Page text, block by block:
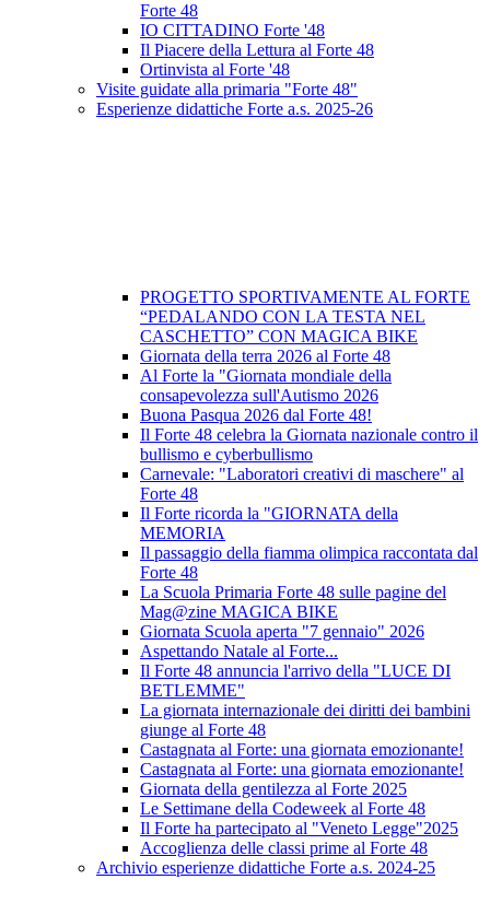
Forte 48
IO CITTADINO Forte '48
Il Piacere della Lettura al Forte 48
Ortinvista al Forte '48
Visite guidate alla primaria "Forte 48"
Esperienze didattiche Forte a.s. 2025-26
PROGETTO SPORTIVAMENTE AL FORTE
“PEDALANDO CON LA TESTA NEL
CASCHETTO” CON MAGICA BIKE
Giornata della terra 2026 al Forte 48
Al Forte la "Giornata mondiale della
consapevolezza sull'Autismo 2026
Buona Pasqua 2026 dal Forte 48!
Il Forte 48 celebra la Giornata nazionale contro il
bullismo e cyberbullismo
Carnevale: "Laboratori creativi di maschere" al
Forte 48
Il Forte ricorda la "GIORNATA della
MEMORIA
Il passaggio della fiamma olimpica raccontata dal
Forte 48
La Scuola Primaria Forte 48 sulle pagine del
Mag@zine MAGICA BIKE
Giornata Scuola aperta "7 gennaio" 2026
Aspettando Natale al Forte...
Il Forte 48 annuncia l'arrivo della "LUCE DI
BETLEMME"
La giornata internazionale dei diritti dei bambini
giunge al Forte 48
Castagnata al Forte: una giornata emozionante!
Castagnata al Forte: una giornata emozionante!
Giornata della gentilezza al Forte 2025
Le Settimane della Codeweek al Forte 48
Il Forte ha partecipato al "Veneto Legge"2025
Accoglienza delle classi prime al Forte 48
Archivio esperienze didattiche Forte a.s. 2024-25